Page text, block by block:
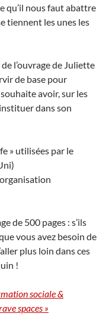
qu’il nous faut abattre
tiennent les unes les
l’ouvrage de Juliette
de base pour
avoir, sur les
dans son
» utilisées par le
de 500 pages : s’ils
vous avez besoin de
plus loin dans ces
!
sociale &
spaces »